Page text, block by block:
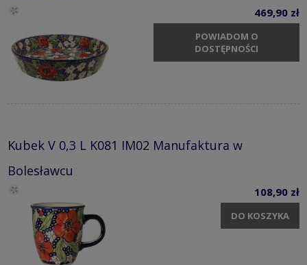
469,90 zł
POWIADOM O
DOSTĘPNOŚCI
Kubek V 0,3 L K081 IM02 Manufaktura w
Bolesławcu
108,90 zł
DO KOSZYKA